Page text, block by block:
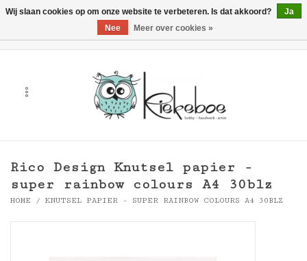
Handwerk & Textiel
Rico Design Knutsel papier -
super rainbow colours A4 30blz
HOME / KNUTSEL PAPIER - SUPER RAINBOW COLOURS A4 30BLZ
Wij slaan cookies op om onze website te verbeteren. Is dat akkoord?
Ja
Nee
Meer over cookies »